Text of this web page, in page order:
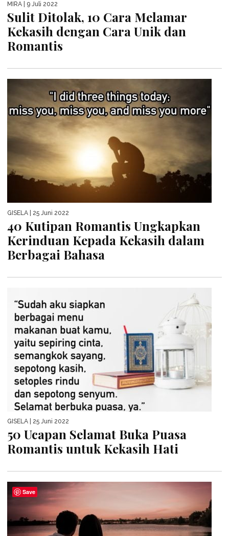
MIRA | 9 Juli 2022
Sulit Ditolak, 10 Cara Melamar
Kekasih dengan Cara Unik dan
Romantis
GISELA | 25 Juni 2022
40 Kutipan Romantis Ungkapkan
Kerinduan Kepada Kekasih dalam
Berbagai Bahasa
GISELA | 25 Juni 2022
50 Ucapan Selamat Buka Puasa
Romantis untuk Kekasih Hati
Save